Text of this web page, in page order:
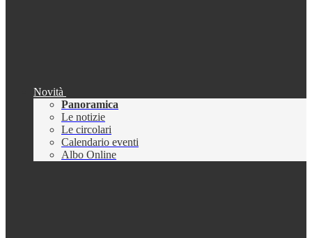
Novità
Panoramica
Le notizie
Le circolari
Calendario eventi
Albo Online